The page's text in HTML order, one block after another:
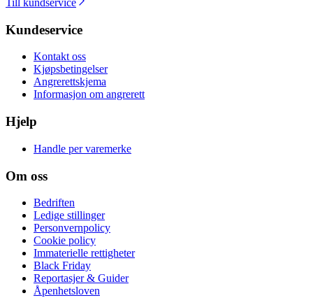
Till kundservice
Kundeservice
Kontakt oss
Kjøpsbetingelser
Angrerettskjema
Informasjon om angrerett
Hjelp
Handle per varemerke
Om oss
Bedriften
Ledige stillinger
Personvernpolicy
Cookie policy
Immaterielle rettigheter
Black Friday
Reportasjer & Guider
Åpenhetsloven